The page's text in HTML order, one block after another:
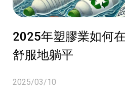
2025年塑膠業如何
舒服地躺平
2025/03/10